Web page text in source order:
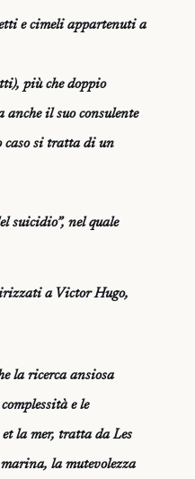
e cimeli appartenuti a
più che doppio
il suo consulente
caso si tratta di un
suicidio”, nel quale
a Victor Hugo,
la ricerca ansiosa
e le
la mer, tratta da Les
la mutevolezza